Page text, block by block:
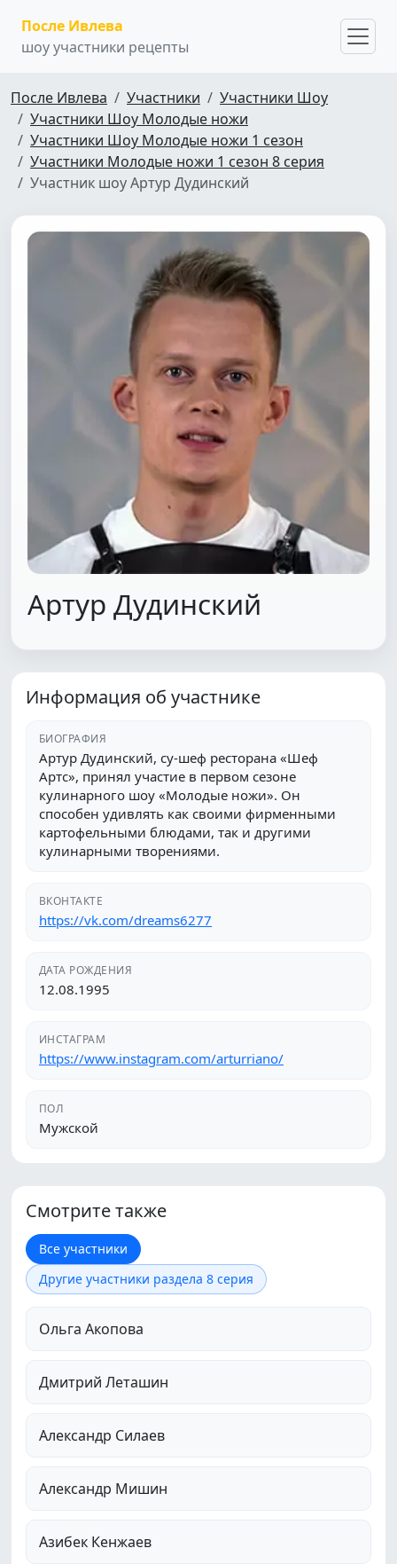
После Ивлева
шоу участники рецепты
После Ивлева Участники
Участники Шоу
Участники Шоу Молодые ножи
Участники Шоу Молодые ножи 1 сезон
Участники Молодые ножи 1 сезон 8 серия
Участник шоу Артур Дудинский
Артур Дудинский
Информация об участнике
БИОГРАФИЯ
Артур Дудинский, су-шеф ресторана «Шеф
Артс», принял участие в первом сезоне
кулинарного шоу «Молодые ножи». Он
способен удивлять как своими фирменными
картофельными блюдами, так и другими
кулинарными творениями.
ВКОНТАКТЕ
https://vk.com/dreams6277
ДАТА РОЖДЕНИЯ
12.08.1995
ИНСТАГРАМ
https://www.instagram.com/arturriano/
ПОЛ
Мужской
Смотрите также
Все участники
Другие участники раздела 8 серия
Ольга Акопова
Дмитрий Леташин
Александр Силаев
Александр Мишин
Азибек Кенжаев